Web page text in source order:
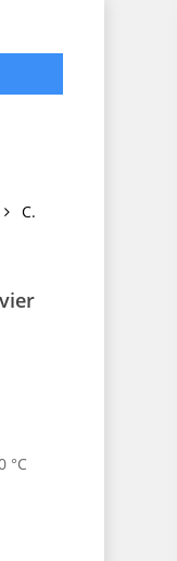
C.
°C